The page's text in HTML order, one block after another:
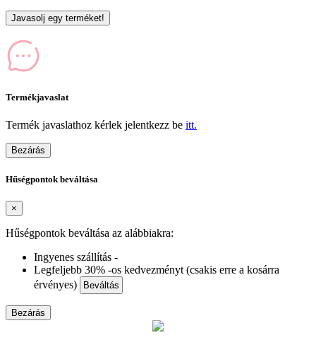
Javasolj egy terméket!
Termékjavaslat
Termék javaslathoz kérlek jelentkezz be itt.
Bezárás
Hűségpontok beváltása
×
Hűségpontok beváltása az alábbiakra:
Ingyenes szállítás -
Legfeljebb 30% -os kedvezményt (csakis erre a kosárra
érvényes)
Beváltás
Bezárás